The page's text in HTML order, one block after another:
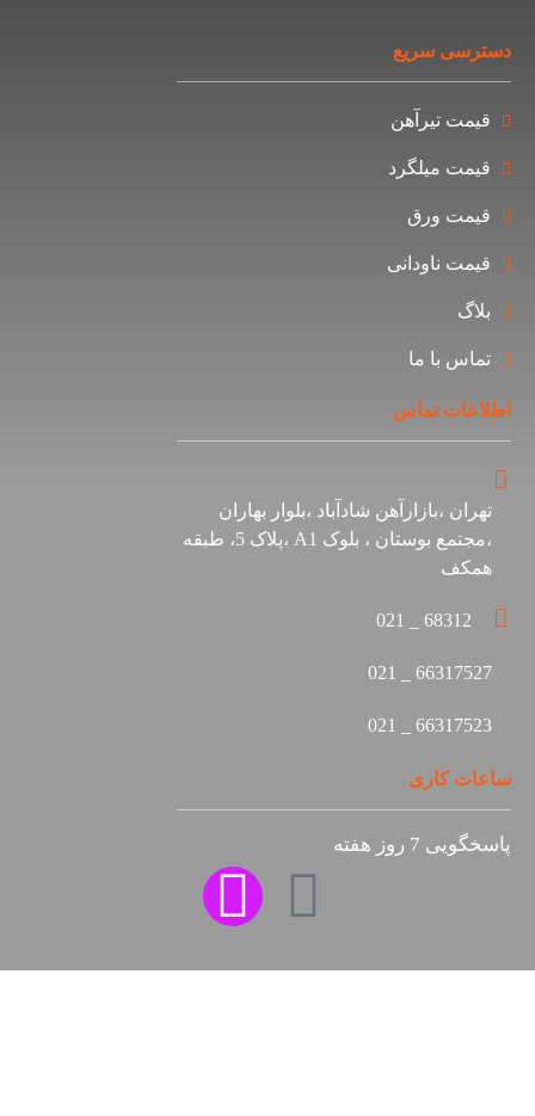
سریع
تیرآهن
میلگرد
ورق
ناودانی
با ما
تماس
،بازارآهن شادآباد ،بلوار بهاران
،مجتمع بوستان ، بلوک A1 ،پلاک 5، طبقه
66317527
66317523
کاری
روز هفته